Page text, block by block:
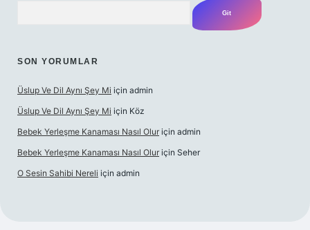
SON YORUMLAR
Üslup Ve Dil Aynı Şey Mi için admin
Üslup Ve Dil Aynı Şey Mi için Köz
Bebek Yerleşme Kanaması Nasıl Olur için admin
Bebek Yerleşme Kanaması Nasıl Olur için Seher
O Sesin Sahibi Nereli için admin